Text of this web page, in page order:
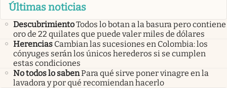
Últimas noticias
DescubrimientoTodos lo botan a la basura pero contiene
oro de 22 quilates que puede valer miles de dólares
Herencias Cambian las sucesiones en Colombia: los
cónyuges serán los únicos herederos si se cumplen
estas condiciones
No todos lo sabenPara qué sirve poner vinagre en la
lavadora y por qué recomiendan hacerlo